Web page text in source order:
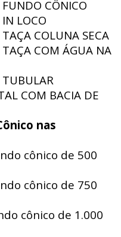
CÔNICO
LOCO
COLUNA SECA
TAÇA COM ÁGUA NA
TUBULAR
COM BACIA DE
nas
cônico de 500
cônico de 750
cônico de 1.000